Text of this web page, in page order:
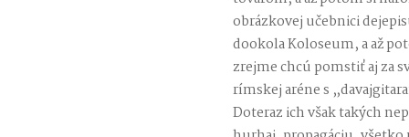
obrázkovej učebnici
dookola Koloseum, a až
zrejme chcú pomstiť aj za
rímskej aréne s
Doteraz ich však takých